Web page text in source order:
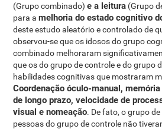
(Grupo combinado)e a leitura (Grupo
para amelhoria do estado cognitivo
deste estudo aleatório e controlado de
observou-se que os idosos do grupo
combinado melhoraram
que os do grupo de controle e do grupo
habilidades cognitivas que mostraram
Coordenação óculo-manual,
de longo prazo, velocidade de
visual e nomeação. De fato, o grupo
pessoas do grupo de controle não